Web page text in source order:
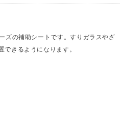
ズの補助シートです。すりガラスやざ
できるようになります。